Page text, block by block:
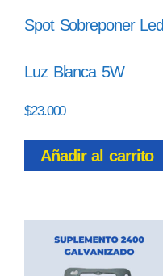
Spot Sobreponer Led
Luz Blanca 5W
$23.000
Añadir al carrito